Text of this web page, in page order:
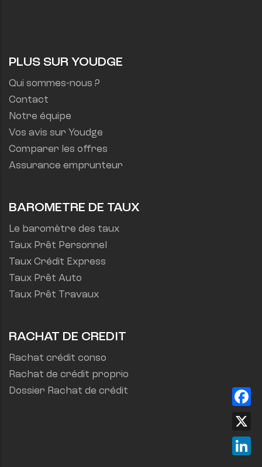
X
PLUS SUR YOUDGE
Qui sommes-nous ?
Contact
Notre équipe
Vos avis sur Youdge
Comparer les offres
Assurance emprunteur
BAROMETRE DE TAUX
Le baromètre des taux
Taux Prêt Personnel
Taux Crédit Express
Taux Prêt Auto
Taux Prêt Travaux
RACHAT DE CREDIT
Rachat crédit conso
Rachat de crédit proprio
Dossier Rachat de crédit